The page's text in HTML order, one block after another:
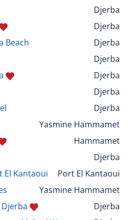
Djerba
Djerba
Beach
Djerba
Djerba
Djerba
Djerba
Djerba
Yasmine Hammamet
Hammamet
Djerba
El Kantaoui
Port El Kantaoui
Yasmine Hammamet
Djerba